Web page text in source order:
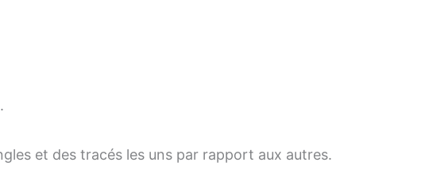
et des tracés les uns par rapport aux autres.